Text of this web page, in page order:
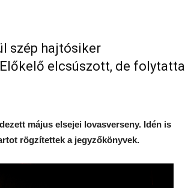
szép hajtósiker
elcsúszott, de folytatta
május elsejei lovasverseny. Idén is
rögzítettek a jegyzőkönyvek.